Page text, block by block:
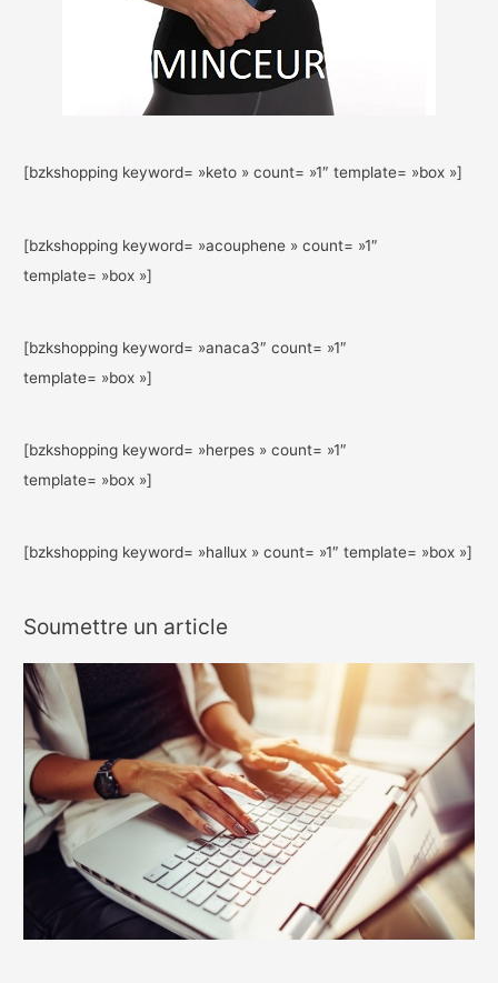
[bzkshopping keyword= »keto » count= »1″ template= »box »]
[bzkshopping keyword= »acouphene » count= »1″
template= »box »]
[bzkshopping keyword= »anaca3″ count= »1″
template= »box »]
[bzkshopping keyword= »herpes » count= »1″
template= »box »]
[bzkshopping keyword= »hallux » count= »1″ template= »box »]
Soumettre un article